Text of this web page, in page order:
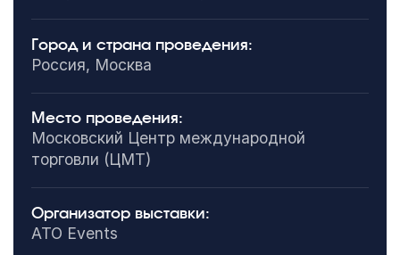
Город и страна проведения:
Россия, Москва
Место проведения:
Московский Центр международной
торговли (ЦМТ)
Организатор выставки:
ATO Events